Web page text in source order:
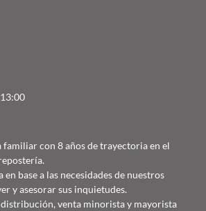
familiar con 8 años de trayectoria en el
en base a las necesidades de nuestros
y asesorar sus inquietudes.
distribución, venta minorista y mayorista